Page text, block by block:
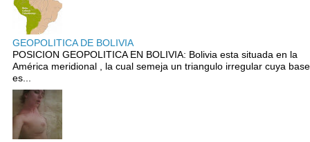
GEOPOLITICA DE BOLIVIA
POSICION GEOPOLITICA EN BOLIVIA: Bolivia esta situada en la
América meridional , la cual semeja un triangulo irregular cuya base
es...